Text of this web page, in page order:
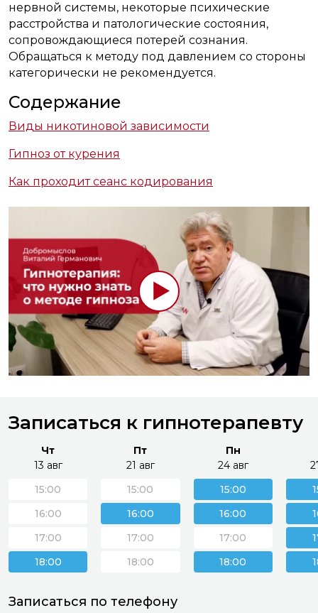
нервной системы, некоторые психические
расстройства и патологические состояния,
сопровождающиеся потерей сознания.
Обращаться к методу под давлением со стороны
категорически не рекомендуется.
Содержание
Виды никотиновой зависимости
Гипноз от курения
Как проходит сеанс кодирования
Записаться к гипнотерапевту
Чт
13 авг
15:00
16:00
17:00
18:00
Пт
21 авг
15:00
16:00
17:00
18:00
Пн
24 авг
15:00
16:00
17:00
18:00
Записаться по телефону